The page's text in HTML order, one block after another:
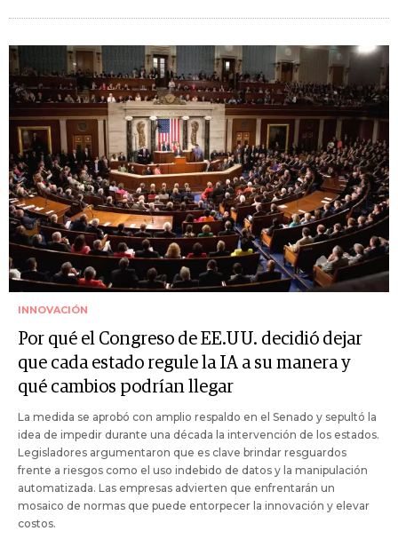
INNOVACIÓN
Por qué el Congreso de EE.UU. decidió dejar
que cada estado regule la IA a su manera y
qué cambios podrían llegar
La medida se aprobó con amplio respaldo en el Senado y sepultó la
idea de impedir durante una década la intervención de los estados.
Legisladores argumentaron que es clave brindar resguardos
frente a riesgos como el uso indebido de datos y la manipulación
automatizada. Las empresas advierten que enfrentarán un
mosaico de normas que puede entorpecer la innovación y elevar
costos.